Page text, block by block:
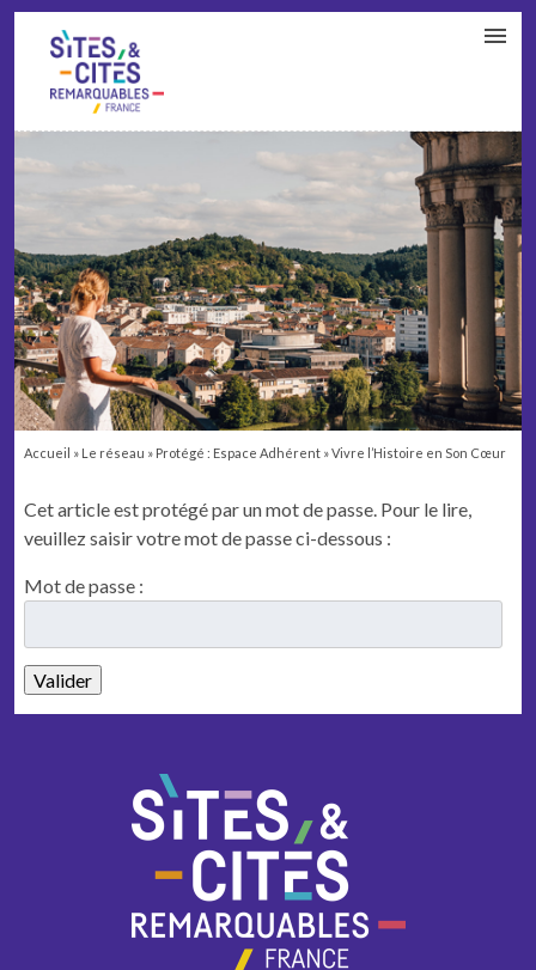
Accueil » Le réseau » Protégé : Espace Adhérent »Vivre l’Histoire en Son Cœur
Cet article est protégé par un mot de passe. Pour le lire,
veuillez saisir votre mot de passe ci-dessous :
Mot de passe :